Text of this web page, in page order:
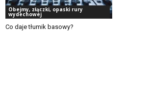
Obejmy, złączki, opaski rury
wydechowej
Co daje tłumik basowy?